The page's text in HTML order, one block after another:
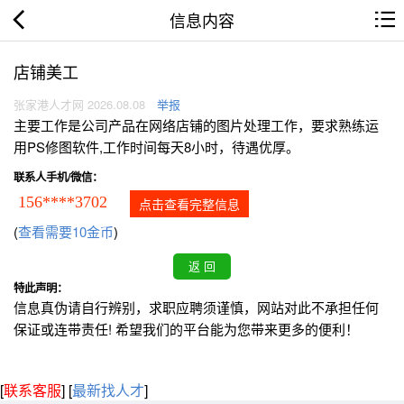
信息内容
店铺美工
张家港人才网 2026.08.08 举报
主要工作是公司产品在网络店铺的图片处理工作，要求熟练运
用PS修图软件,工作时间每天8小时，待遇优厚。
联系人手机/微信：
156****3702 点击查看完整信息
(查看需要10金币)
特此声明：
信息真伪请自行辨别，求职应聘须谨慎，网站对此不承担任何
保证或连带责任! 希望我们的平台能为您带来更多的便利！
[联系客服] [最新找人才]